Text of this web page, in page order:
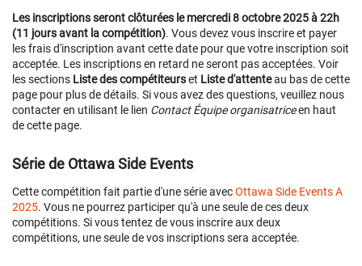
Les inscriptions seront clôturées le mercredi 8 octobre 2025 à 22h
(11 jours avant la compétition). Vous devez vous inscrire et payer
les frais d'inscription avant cette date pour que votre inscription soit
acceptée. Les inscriptions en retard ne seront pas acceptées. Voir
les sections Liste des compétiteurset Liste d'attenteau bas de cette
page pour plus de détails. Si vous avez des questions, veuillez nous
contacter en utilisant le lien Contact Équipe organisatriceen haut
de cette page.
Série de Ottawa Side Events
Cette compétition fait partie d'une série avecOttawa Side Events A
2025. Vous ne pourrez participer qu'à une seule de ces deux
compétitions. Si vous tentez de vous inscrire aux deux
compétitions, une seule de vos inscriptions sera acceptée.